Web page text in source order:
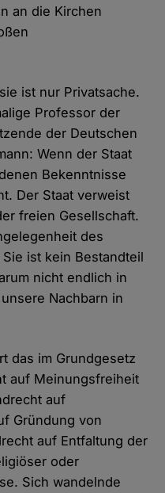
an die Kirchen
ist nur Privatsache.
Professor der
der Deutschen
Wenn der Staat
Bekenntnisse
Der Staat verweist
freien Gesellschaft.
des
ist kein Bestandteil
nicht endlich in
Nachbarn in
das im Grundgesetz
auf Meinungsfreiheit
auf
Gründung von
auf Entfaltung der
oder
Sich wandelnde